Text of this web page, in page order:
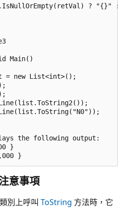
? "{}"
Main()
= new List<int>();
the following output:
}
意事項
別上呼叫 ToString 方法時，它